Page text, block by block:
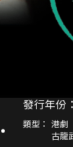
發行年份：
類型： 港劇
古龍